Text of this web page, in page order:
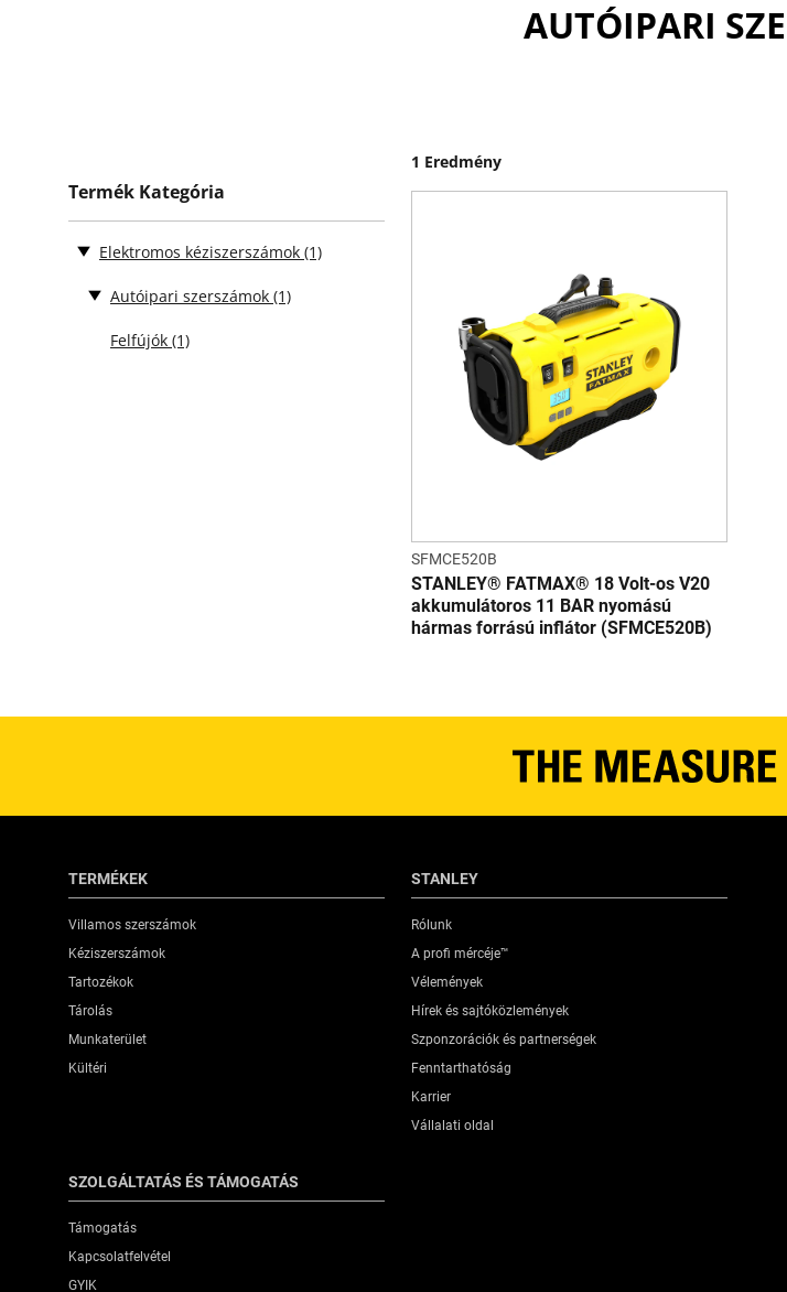
AUTÓIPARI
Termék Kategória
Elektromos kéziszerszámok (1)
Autóipari szerszámok (1)
Felfújók (1)
1 Eredmény
SFMCE520B
STANLEY® FATMAX® 18 Volt-os V20
akkumulátoros 11 BAR nyomású
hármas forrású inflátor (SFMCE520B)
TERMÉKEK
Villamos szerszámok
Kéziszerszámok
Tartozékok
Tárolás
Munkaterület
Kültéri
STANLEY
Rólunk
A profi mércéje™
Vélemények
Hírek és sajtóközlemények
Szponzorációk és partnerségek
Fenntarthatóság
Karrier
Vállalati oldal
SZOLGÁLTATÁS ÉS TÁMOGATÁS
Támogatás
Kapcsolatfelvétel
GYIK